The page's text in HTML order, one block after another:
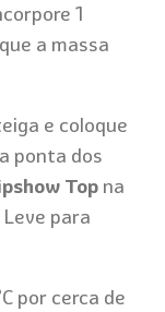
1
a massa
e coloque
ponta dos
Top na
para
por cerca de